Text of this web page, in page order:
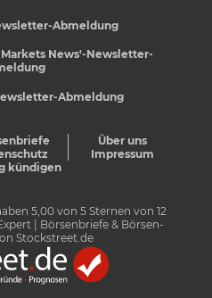
Abmeldung
News'-Newsletter-
Abmeldung
Über uns
Impressum
kündigen
5,00von 5Sternen von 12
| Börsenbriefe & Börsen-
Stockstreet.de